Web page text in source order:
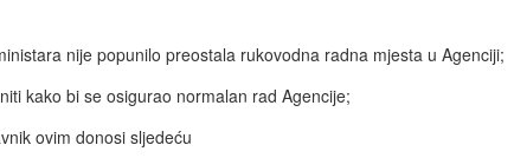
nije popunilo preostala rukovodna radna mjesta u Agenciji;
kako bi se osigurao normalan rad Agencije;
ovim donosi sljedeću